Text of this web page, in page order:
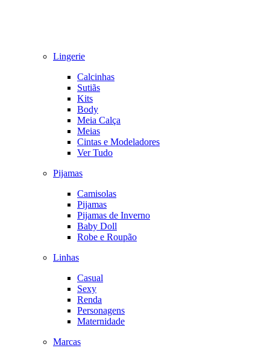
Lingerie
Calcinhas
Sutiãs
Kits
Body
Meia Calça
Meias
Cintas e Modeladores
Ver Tudo
Pijamas
Camisolas
Pijamas
Pijamas de Inverno
Baby Doll
Robe e Roupão
Linhas
Casual
Sexy
Renda
Personagens
Maternidade
Marcas